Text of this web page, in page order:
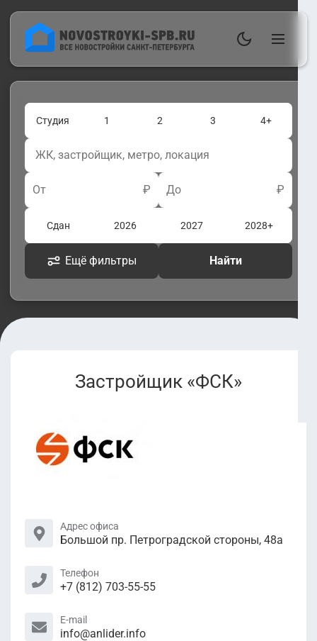
Студия 1 2 3 4+
От ₽ До ₽
Сдан 2026 2027 2028+
Ещё фильтры Найти
Застройщик «ФСК»
Адрес офиса
Большой пр. Петроградской стороны, 48а
Телефон
+7 (812) 703-55-55
E-mail
info@anlider.info